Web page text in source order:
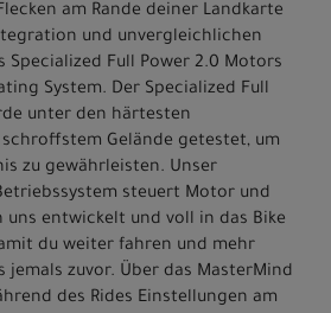
am Rande deiner Landkarte
und unvergleichlichen
Specialized Full Power 2.0 Motors
System. Der Specialized Full
unter den härtesten
Gelände getestet, um
zu gewährleisten. Unser
steuert Motor und
uns entwickelt und voll in das Bike
du weiter fahren und mehr
jemals zuvor. Über das MasterMind
des Rides Einstellungen am